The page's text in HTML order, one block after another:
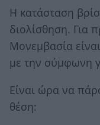
Η κατάσταση
διολίσθηση. Για
Μονεμβασία
με την σύμφωνη
Είναι ώρα να
θέση: